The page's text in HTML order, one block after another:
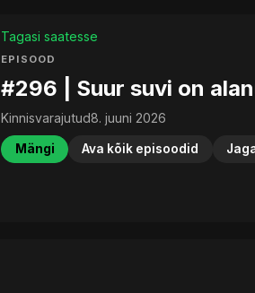
Tagasi saatesse
EPISOOD
#296 | Suur suvi on
Kinnisvarajutud8. juuni 2026
Mängi Ava kõik episoodid